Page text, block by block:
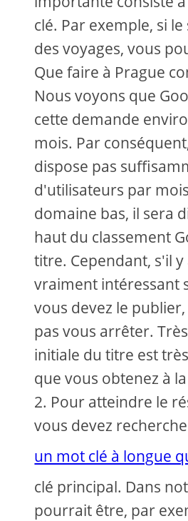
clé. Par exemple, si
des voyages, vous
Que faire à Prague
Nous voyons que
cette demande
mois. Par
dispose pas
d'utilisateurs par
domaine bas, il sera
haut du classement
titre. Cependant, s'il
vraiment intéressant
vous devez le
pas vous arrêter.
initiale du titre est
que vous obtenez à
Pour atteindre le
vous devez
un mot clé à longue
clé principal. Dans
pourrait être, par